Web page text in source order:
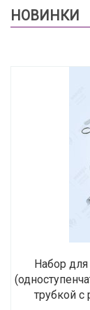
НОВИНКИ
Набор для
трубкой